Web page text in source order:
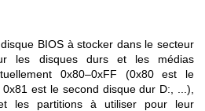
BIOS à stocker dans le secteur
les disques durs et les médias
0x80–0xFF (0x80 est le
est le second disque dur D:, ...),
les partitions à utiliser pour leur